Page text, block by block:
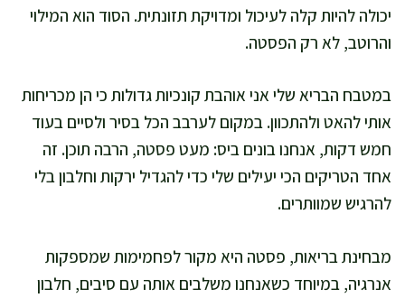
יכולה להיות קלה לעיכול ומדויקת תזונתית. הסוד הוא המילוי
והרוטב, לא רק הפסטה.
במטבח הבריא שלי אני אוהבת קונכיות גדולות כי הן מכריחות
אותי להאט ולהתכוון. במקום לערבב הכל בסיר ולסיים בעוד
חמש דקות, אנחנו בונים ביס: מעט פסטה, הרבה תוכן. זה
אחד הטריקים הכי יעילים שלי כדי להגדיל ירקות וחלבון בלי
להרגיש שמוותרים.
מבחינת בריאות, פסטה היא מקור לפחמימות שמספקות
אנרגיה, במיוחד כשאנחנו משלבים אותה עם סיבים, חלבון